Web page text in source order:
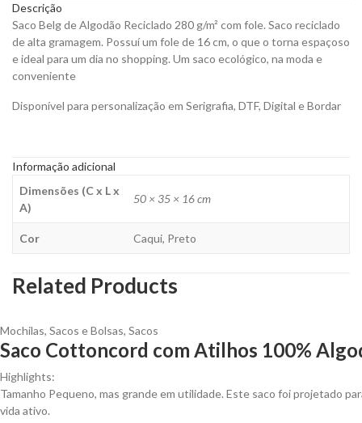
fole
para
ser
Personalizado
quantity
Descrição
Saco Belg de Algodão Reciclado 280 g/m² com fole. Saco reciclado
de alta gramagem. Possuí um fole de 16 cm, o que o torna espaçoso
e ideal para um dia no shopping. Um saco ecológico, na moda e
conveniente
Disponível para personalização em Serigrafia, DTF, Digital e Bordar
Informação adicional
Dimensões (C x L x
A)
50 × 35 × 16 cm
Cor Caqui, Preto
Related Products
Mochilas, Sacos e Bolsas, Sacos
Saco Cottoncord com Atilhos 100%
Highlights:
Tamanho Pequeno, mas grande em utilidade. Este saco foi projetado
vida ativo.